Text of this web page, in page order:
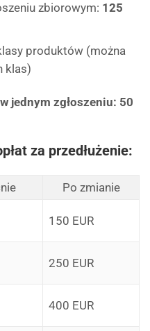
zbiorowym: 125
produktów (można
klas)
jednym zgłoszeniu: 50
za przedłużenie:
Po zmianie
150 EUR
250 EUR
400 EUR